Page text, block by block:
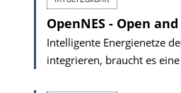
OpenNES - Open
Intelligente Energienetze
integrieren, braucht es